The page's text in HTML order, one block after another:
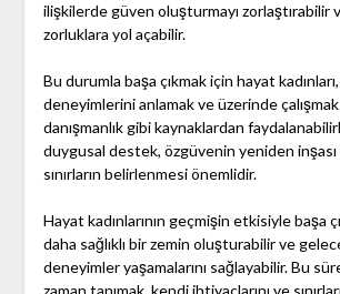
ilişkilerde güven oluşturmayı zorlaştırabilir
zorluklara yol açabilir.
Bu durumla başa çıkmak için hayat
deneyimlerini anlamak ve üzerinde
danışmanlık gibi kaynaklardan
duygusal destek, özgüvenin yeniden inşası
sınırların belirlenmesi önemlidir.
Hayat kadınlarının geçmişin etkisiyle başa
daha sağlıklı bir zemin oluşturabilir ve
deneyimler yaşamalarını sağlayabilir. Bu